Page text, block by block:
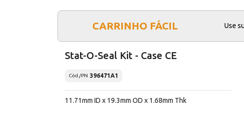
CARRINHO FÁCIL Use
Stat-O-Seal Kit - Case CE
Cód./PN 396471A1
11.71mm ID x 19.3mm OD x 1.68mm Thk